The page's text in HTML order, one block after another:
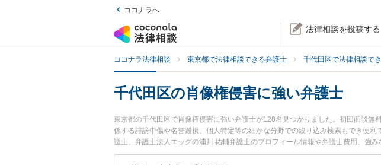
ココナラへ
法律相談を投稿する
ココナラ法律相談 東京都で法律相談できる弁護士 千代田区で法律相談で
千代田区の肖像権侵害に強い弁護士
東京都の千代田区で肖像権侵害に強い弁護士が128名見つかりました。初回面談
係する誹謗中傷や名誉毀損、個人特定等の細かな分野での絞り込み検索もでき便
護士、弁護士法人エッグの浦川 祐輔弁護士のプロフィール情報や弁護士費用、強
に弁護士に相談したい』『肖像権侵害のトラブル解決の実績豊富な近くの弁護士